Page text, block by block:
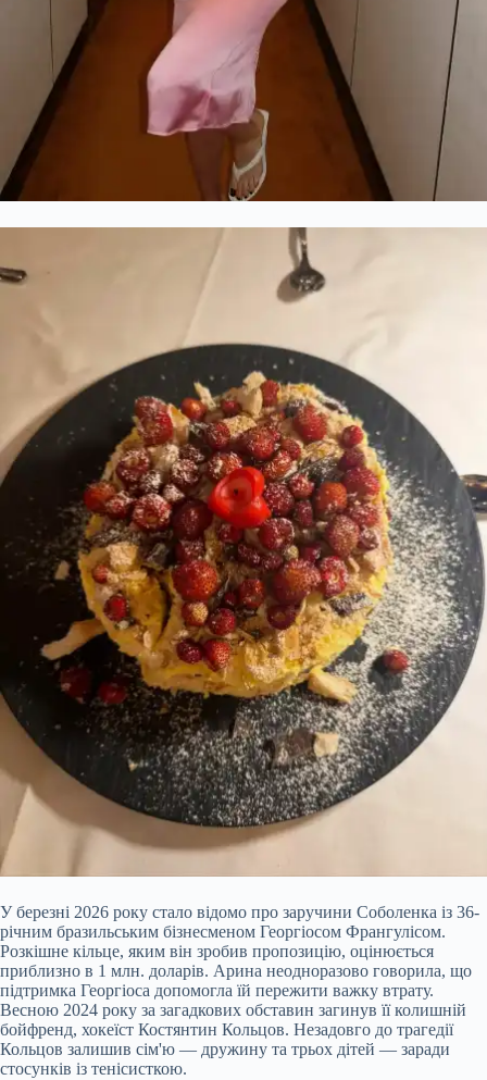
У березні 2026 року стало відомо про заручини Соболенка із 36-
річним бразильським бізнесменом Георгіосом Франгулісом.
Розкішне кільце, яким він зробив пропозицію, оцінюється
приблизно в 1 млн. доларів. Арина неодноразово говорила, що
підтримка Георгіоса допомогла їй пережити важку втрату.
Весною 2024 року за загадкових обставин загинув її колишній
бойфренд, хокеїст Костянтин Кольцов. Незадовго до трагедії
Кольцов залишив сім'ю — дружину та трьох дітей — заради
стосунків із тенісисткою.